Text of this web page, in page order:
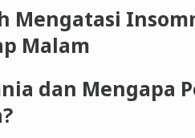
Mengatasi
Malam
dan Mengapa